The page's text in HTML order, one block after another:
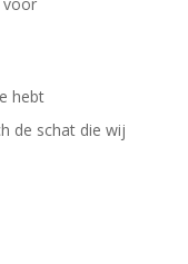
hebt
de schat die wij